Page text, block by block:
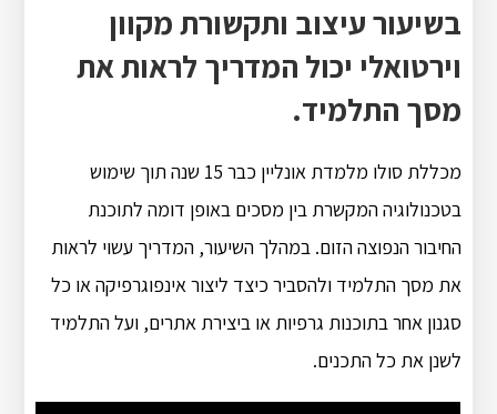
בשיעור עיצוב ותקשורת מקוון
וירטואלי יכול המדריך לראות את
מסך התלמיד.
מכללת סולו מלמדת אונליין כבר 15 שנה תוך שימוש
בטכנולוגיה המקשרת בין מסכים באופן דומה לתוכנת
החיבור הנפוצה הזום. במהלך השיעור, המדריך עשוי לראות
את מסך התלמיד ולהסביר כיצד ליצור אינפוגרפיקה או כל
סגנון אחר בתוכנות גרפיות או ביצירת אתרים, ועל התלמיד
לשנן את כל התכנים.